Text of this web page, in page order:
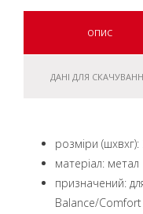
ОПИС
ДАНІ ДЛЯ
розміри
матеріал: метал
призначений:
Balance/